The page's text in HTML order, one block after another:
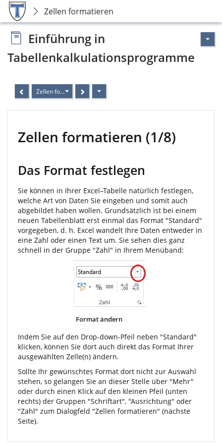
Zellen formatieren
Einführung in
Tabellenkalkulationsprogramme
Zellen formatieren
Zellen formatieren (1/8)
Das Format festlegen
Sie können in Ihrer Excel–Tabelle natürlich festlegen,
welche Art von Daten Sie eingeben und somit auch
abgebildet haben wollen. Grundsätzlich ist bei einem
neuen Tabellenblatt erst einmal das Format "Standard"
vorgegeben, d. h. Excel wandelt Ihre Daten entweder in
eine Zahl oder einen Text um. Sie sehen dies ganz
schnell in der Gruppe "Zahl" in Ihrem Menüband:
Format ändern
Indem Sie auf den Drop-down-Pfeil neben "Standard"
klicken, können Sie dort auch direkt das Format Ihrer
ausgewählten Zelle(n) ändern.
Sollte Ihr gewünschtes Format dort nicht zur Auswahl
stehen, so gelangen Sie an dieser Stelle über "Mehr"
oder durch einen Klick auf den kleinen Pfeil (unten
rechts) der Gruppen "Schriftart", "Ausrichtung" oder
"Zahl" zum Dialogfeld "Zellen formatieren" (nächste
Seite).